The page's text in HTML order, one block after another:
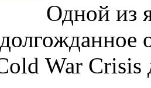
Одной из
War Crisis